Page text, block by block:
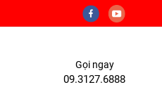
Gọi ngay
09.3127.6888